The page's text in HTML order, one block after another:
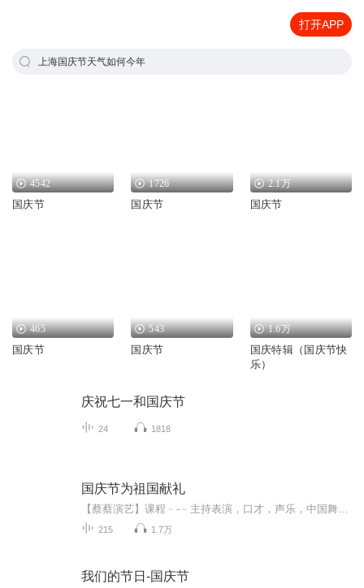
打开APP
上海国庆节天气如何今年
4542
国庆节
1726
国庆节
2.1万
国庆节
465
国庆节
543
国庆节
1.6万
国庆特辑（国庆节快
乐）
庆祝七一和国庆节
24 1818
国庆节为祖国献礼
215 1.7万
我们的节日-国庆节